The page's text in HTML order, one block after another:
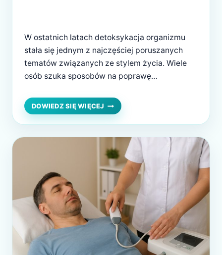
W ostatnich latach detoksykacja organizmu
stała się jednym z najczęściej poruszanych
tematów związanych ze stylem życia. Wiele
osób szuka sposobów na poprawę
odzyskanie równowagi po okresach
przejadania się, stresu czy braku ruchu. W
natłoku informacji łatwo jednak pogubić się
między marketingowymi hasłami a rzetelną
wiedzą. Czy detoksykacja rzeczywiście ma
DOWIEDZ SIĘ WIĘCEJ DETOKSYKACJA
ORGANIZMU
–
REALNE
WSPARCIE
DLA
ZDROWIA?